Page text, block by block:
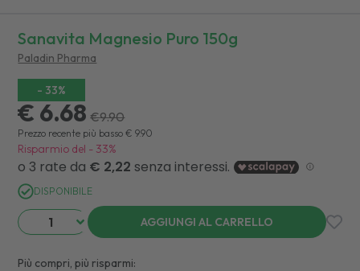
Sanavita Magnesio Puro 150g
Paladin Pharma
- 33%
€ 6.68 €9.90
Prezzo recente più basso € 9.90
Risparmio del - 33%
DISPONIBILE
AGGIUNGI AL CARRELLO
Più compri, più risparmi: